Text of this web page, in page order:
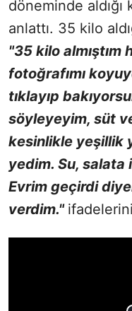
döneminde
anlattı. 35 kilo
"35 kilo almıştım
fotoğrafımı
tıklayıp
söyleyeyim, süt
kesinlikle yeşillik
yedim. Su, salata
Evrim geçirdi
verdim."